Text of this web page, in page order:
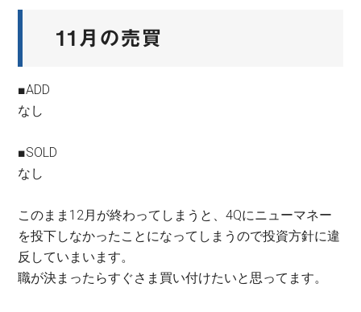
11月の売買
■ADD
なし
■SOLD
なし
このまま12月が終わってしまうと、4Qにニューマネー
を投下しなかったことになってしまうので投資方針に違
反していまいます。
職が決まったらすぐさま買い付けたいと思ってます。